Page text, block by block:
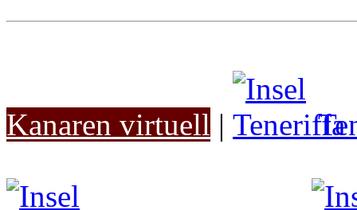
Kanaren virtuell |